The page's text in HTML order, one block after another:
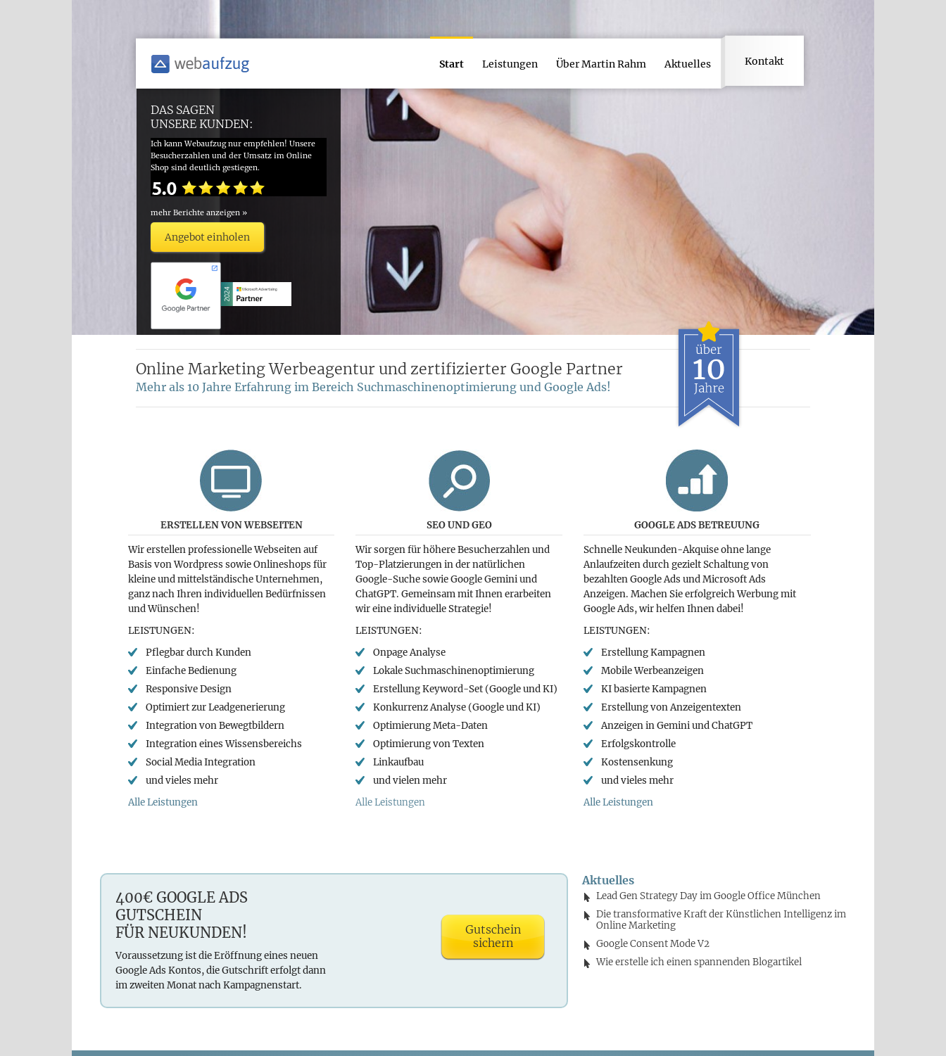
Start Leistungen Über Martin Rahm Aktuelles Kontakt
DAS SAGEN
UNSERE KUNDEN:
Ich kann Webaufzug nur empfehlen! Unsere
Besucherzahlen und der Umsatz im Online
Shop sind deutlich gestiegen.
mehr Berichte anzeigen »
Angebot einholen
Online Marketing Werbeagentur und zertifizierter Google Partner
Mehr als 10 Jahre Erfahrung im Bereich Suchmaschinenoptimierung und Google Ads!
ERSTELLEN VON WEBSEITEN
Wir erstellen professionelle Webseiten auf
Basis von Wordpress sowie Onlineshops für
kleine und mittelständische Unternehmen,
ganz nach Ihren individuellen Bedürfnissen
und Wünschen!
LEISTUNGEN:
Pflegbar durch Kunden
Einfache Bedienung
Responsive Design
Optimiert zur Leadgenerierung
Integration von Bewegtbildern
Integration eines Wissensbereichs
Social Media Integration
und vieles mehr
Alle Leistungen
SEO UND GEO
Wir sorgen für höhere Besucherzahlen und
Top-Platzierungen in der natürlichen
Google-Suche sowie Google Gemini und
ChatGPT. Gemeinsam mit Ihnen erarbeiten
wir eine individuelle Strategie!
LEISTUNGEN:
Onpage Analyse
Lokale Suchmaschinenoptimierung
Erstellung Keyword-Set (Google und KI)
Konkurrenz Analyse (Google und KI)
Optimierung Meta-Daten
Optimierung von Texten
Linkaufbau
und vielen mehr
Alle Leistungen
GOOGLE ADS BETREUUNG
Schnelle Neukunden-Akquise ohne lange
Anlaufzeiten durch gezielt Schaltung von
bezahlten Google Ads und Microsoft Ads
Anzeigen. Machen Sie erfolgreich Werbung mit
Google Ads, wir helfen Ihnen dabei!
LEISTUNGEN:
Erstellung Kampagnen
Mobile Werbeanzeigen
KI basierte Kampagnen
Erstellung von Anzeigentexten
Anzeigen in Gemini und ChatGPT
Erfolgskontrolle
Kostensenkung
und vieles mehr
Alle Leistungen
400€ GOOGLE ADS
GUTSCHEIN
FÜR NEUKUNDEN!
Voraussetzung ist die Eröffnung eines neuen
Google Ads Kontos, die Gutschrift erfolgt dann
im zweiten Monat nach Kampagnenstart.
Gutschein
sichern
Aktuelles
Lead Gen Strategy Day im Google Office München
Die transformative Kraft der Künstlichen Intelligenz im
Online Marketing
Google Consent Mode V2
Wie erstelle ich einen spannenden Blogartikel